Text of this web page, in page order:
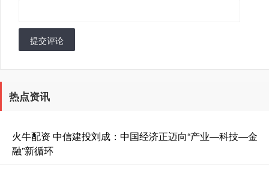
提交评论
热点资讯
火牛配资 中信建投刘成：中国经济正迈向“产业—科技—金
融”新循环